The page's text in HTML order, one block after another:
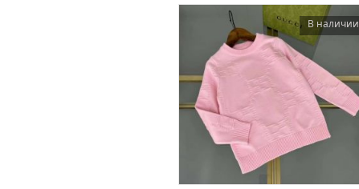
В наличии